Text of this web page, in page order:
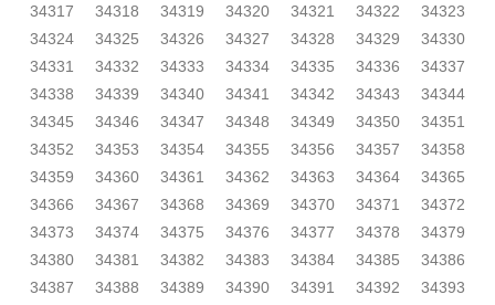
34317
34318 34319 34320 34321 34322
34323
34324
34325 34326 34327 34328 34329
34330
34331
34332 34333 34334 34335 34336
34337
34338
34339 34340 34341 34342 34343
34344
34345
34346 34347 34348 34349 34350
34351
34352
34353 34354 34355 34356 34357
34358
34359
34360 34361 34362 34363 34364
34365
34366
34367 34368 34369 34370 34371
34372
34373
34374 34375 34376 34377 34378
34379
34380
34381 34382 34383 34384 34385
34386
34387
34388 34389 34390 34391 34392
34393